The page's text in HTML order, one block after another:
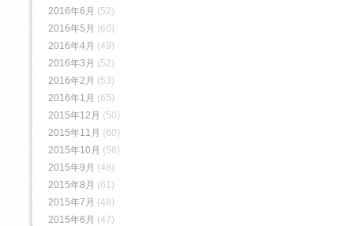
2016年6月 (52)
2016年5月 (60)
2016年4月 (49)
2016年3月 (52)
2016年2月 (53)
2016年1月 (65)
2015年12月 (50)
2015年11月 (60)
2015年10月 (56)
2015年9月 (48)
2015年8月 (61)
2015年7月 (48)
2015年6月 (47)